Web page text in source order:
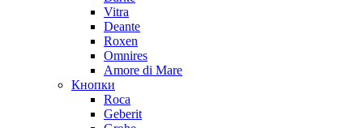
Vitra
Deante
Roxen
Omnires
Amore di Mare
Кнопки
Roca
Geberit